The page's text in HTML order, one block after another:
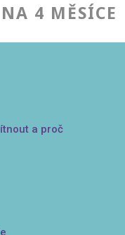
4 MĚSÍCE
a proč